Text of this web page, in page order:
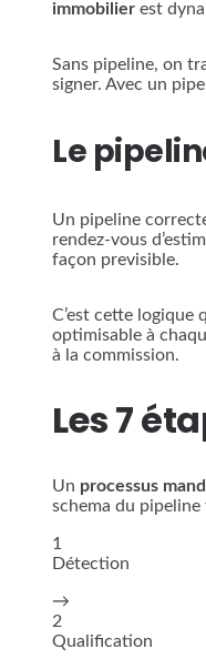
immobilier est
Sans pipeline, on
signer. Avec un
Le
Un pipeline
rendez-vous
façon previsible.
C’est cette
optimisable à
à la commission.
Les 7
Un processus
schema du pipeline
1
Détection
→
2
Qualification